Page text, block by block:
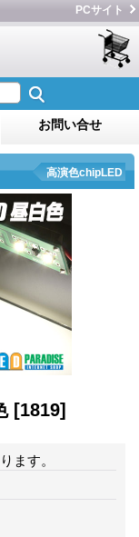
PCサイト
お問い合せ
高演色chipLED
[1819]
ます。